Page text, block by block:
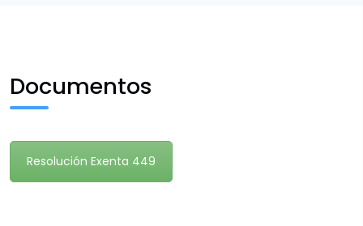
Documentos
Resolución Exenta 449